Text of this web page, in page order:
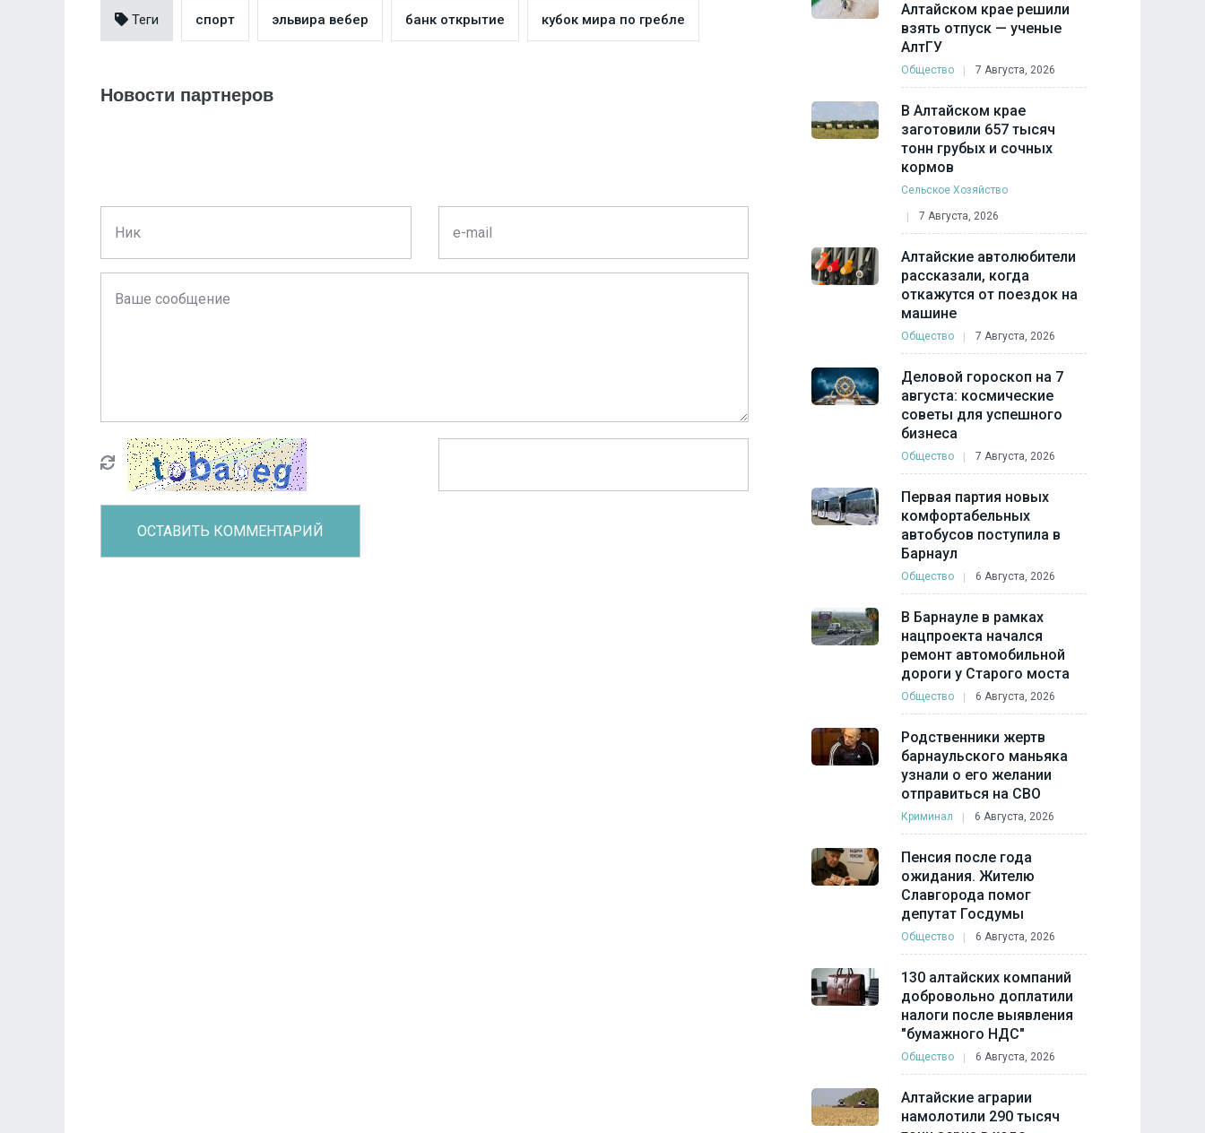
Теги спорт эльвира вебер банк открытие кубок мира по гребле
Новости партнеров
Алтайском крае решили
взять отпуск — ученые
АлтГУ
Общество 7 Августа, 2026
В Алтайском крае
заготовили 657 тысяч
тонн грубых и сочных
кормов
Сельское Хозяйство
7 Августа, 2026
Алтайские автолюбители
рассказали, когда
откажутся от поездок на
машине
Общество 7 Августа, 2026
Деловой гороскоп на 7
августа: космические
советы для успешного
бизнеса
Общество 7 Августа, 2026
Первая партия новых
комфортабельных
автобусов поступила в
Барнаул
Общество 6 Августа, 2026
В Барнауле в рамках
нацпроекта начался
ремонт автомобильной
дороги у Старого моста
Общество 6 Августа, 2026
Родственники жертв
барнаульского маньяка
узнали о его желании
отправиться на СВО
Криминал 6 Августа, 2026
Пенсия после года
ожидания. Жителю
Славгорода помог
депутат Госдумы
Общество 6 Августа, 2026
130 алтайских компаний
добровольно доплатили
налоги после выявления
"бумажного НДС"
Общество 6 Августа, 2026
Алтайские аграрии
намолотили 290 тысяч